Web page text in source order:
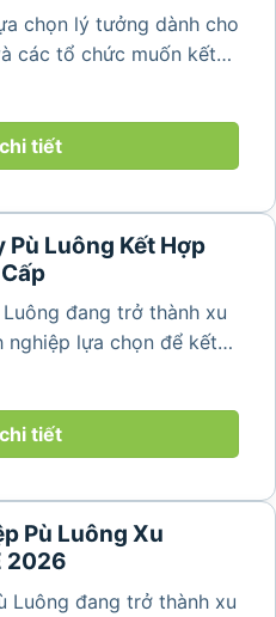
chọn lý tưởng dành cho
các tổ chức muốn kết
và tổ chức các hoạt
cảnh quan thiên nhiên
tiết
Pù Luông Kết Hợp
đang trở thành xu
nghiệp lựa chọn để kết
năng lượng và xây
ty...
tiết
Pù Luông Xu
2026
Luông đang trở thành xu